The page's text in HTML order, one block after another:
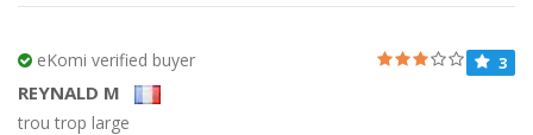
eKomi verified buyer
REYNALD M
3
trou trop large